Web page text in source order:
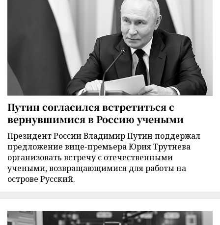
Путин согласился встретиться с
вернувшимися в Россию учеными
Президент России Владимир Путин поддержал
предложение вице-премьера Юрия Трутнева
организовать встречу с отечественными
учеными, возвращающимися для работы на
острове Русский.